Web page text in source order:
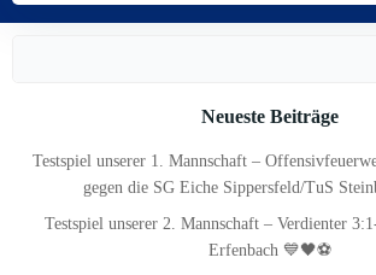
Neueste Beiträge
Testspiel unserer 1. Mannschaft –
gegen die SG Eiche Sippersfeld/TuS
Testspiel unserer 2. Mannschaft – Verdienter
Erfenbach 💙🖤⚽